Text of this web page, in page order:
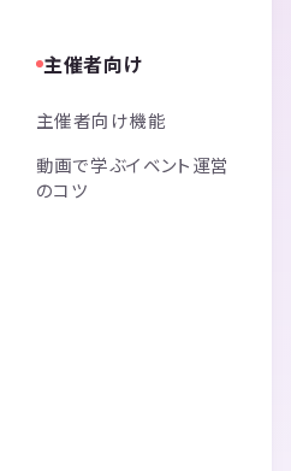
主催者向け
主催者向け機能
動画で学ぶイベント運営
のコツ